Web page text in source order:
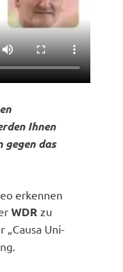
Ihnen
das
erkennen
WDR zu
„Causa Uni-